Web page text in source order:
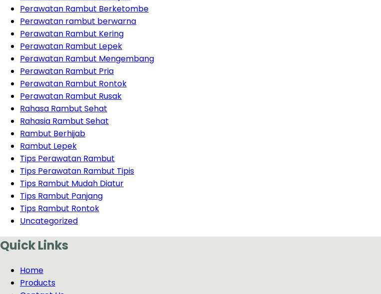
Perawatan Rambut Berketombe
Perawatan rambut berwarna
Perawatan Rambut Kering
Perawatan Rambut Lepek
Perawatan Rambut Mengembang
Perawatan Rambut Pria
Perawatan Rambut Rontok
Perawatan Rambut Rusak
Rahasa Rambut Sehat
Rahasia Rambut Sehat
Rambut Berhijab
Rambut Lepek
Tips Perawatan Rambut
Tips Perawatan Rambut Tipis
Tips Rambut Mudah Diatur
Tips Rambut Panjang
Tips Rambut Rontok
Uncategorized
Quick Links
Home
Products